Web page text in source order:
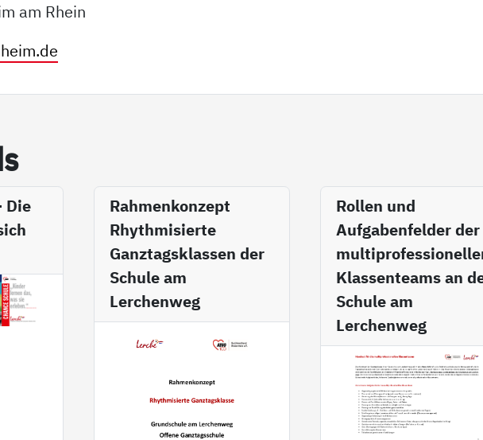
am Rhein
Die
Rahmenkonzept
Rhythmisierte
Ganztagsklassen der
Schule am
Lerchenweg
Rollen und
Aufgabenfelder der
Klassenteams an
Schule am
Lerchenweg